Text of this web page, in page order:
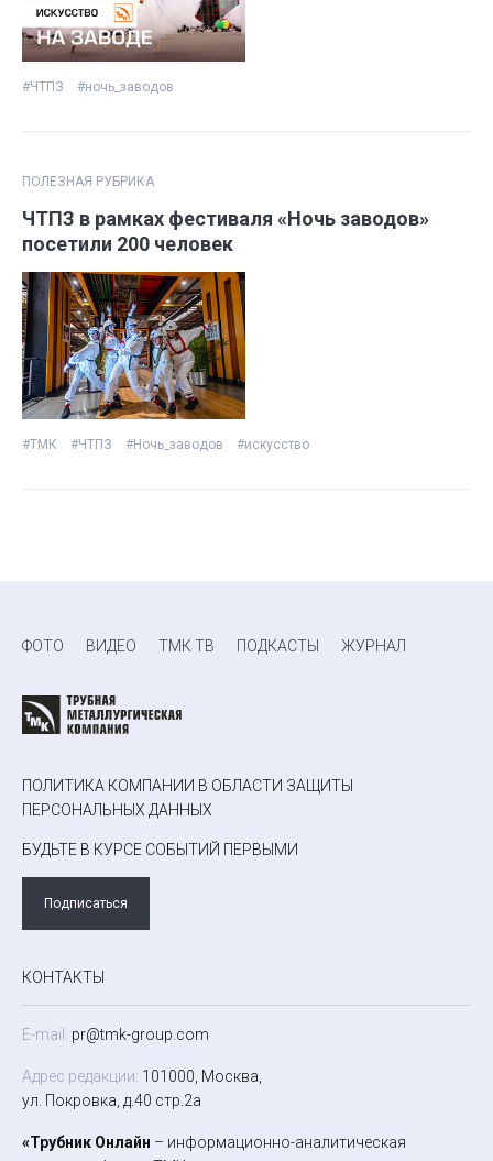
#ЧТПЗ #ночь_заводов
ПОЛЕЗНАЯ РУБРИКА
ЧТПЗ в рамках фестиваля «Ночь заводов»
посетили 200 человек
#ТМК #ЧТПЗ #Ночь_заводов #искусство
ФОТО ВИДЕО ТМК ТВ ПОДКАСТЫ ЖУРНАЛ
ПОЛИТИКА КОМПАНИИ В ОБЛАСТИ ЗАЩИТЫ
ПЕРСОНАЛЬНЫХ ДАННЫХ
БУДЬТЕ В КУРСЕ СОБЫТИЙ ПЕРВЫМИ
Подписаться
КОНТАКТЫ
E-mail: pr@tmk-group.com
Адрес редакции: 101000, Москва,
ул. Покровка, д.40 стр.2а
«Трубник Онлайн – информационно-аналитическая